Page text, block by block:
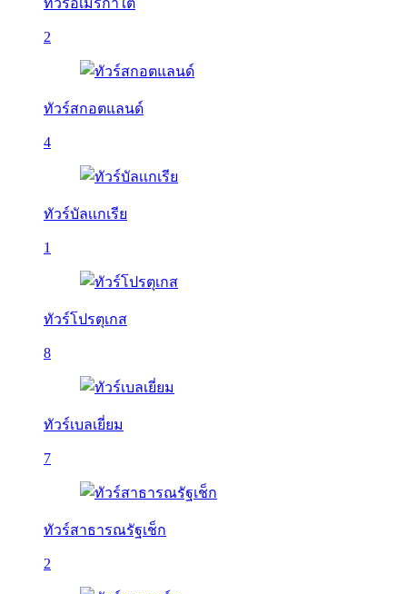
ทัวร์อเมริกาใต้
2
ทัวร์สกอตแลนด์
4
ทัวร์บัลเเกเรีย
1
ทัวร์โปรตุเกส
8
ทัวร์เบลเยี่ยม
7
ทัวร์สาธารณรัฐเช็ก
2